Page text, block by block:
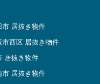
市 居抜き物件
市西区 居抜き物件
居抜き物件
市 居抜き物件